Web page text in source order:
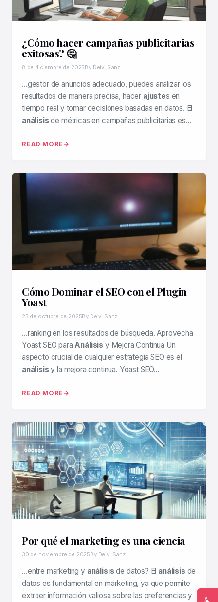
¿Cómo hacer campañas publicitarias
exitosas? 🤔
8 de diciembre de 2025By Deivi Sanz
…gestor de anuncios adecuado, puedes analizar los
resultados de manera precisa, hacer ajustes en
tiempo real y tomar decisiones basadas en datos. El
análisisde métricas en campañas publicitarias es…
READ MORE
Cómo Dominar el SEO con el Plugin
Yoast
25 de octubre de 2025By Deivi Sanz
…ranking en los resultados de búsqueda. Aprovecha
Yoast SEO paraAnálisis y Mejora Continua Un
aspecto crucial de cualquier estrategia SEO es el
análisisy la mejora continua. Yoast SEO…
READ MORE
Por qué el marketing es una ciencia
30 de noviembre de 2025By Deivi Sanz
…entre marketing y análisisde datos? El análisisde
datos es fundamental en marketing, ya que permite
extraer información valiosa sobre las preferencias y